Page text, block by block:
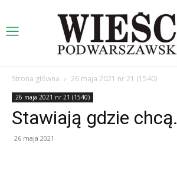
Strona główna 26 maja 2021 nr 21 (1540)
26 maja 2021 nr 21 (1540)
Stawiają gdzie chcą.
26 maja 2021